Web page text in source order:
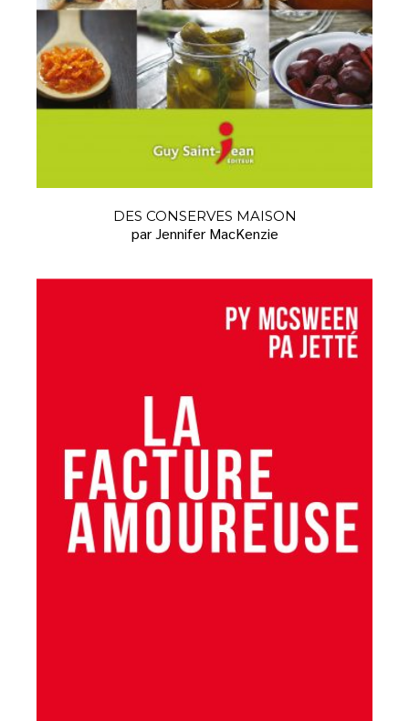
DES CONSERVES MAISON
par Jennifer MacKenzie